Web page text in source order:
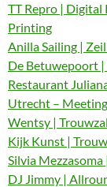
TT Repro |
Printing
Anilla Sailing |
De Betuwepoort |
Restaurant
Utrecht – Meeting
Wentsy |
Kijk Kunst |
Silvia
DJ Jimmy |